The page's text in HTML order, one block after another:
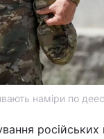
наміри по